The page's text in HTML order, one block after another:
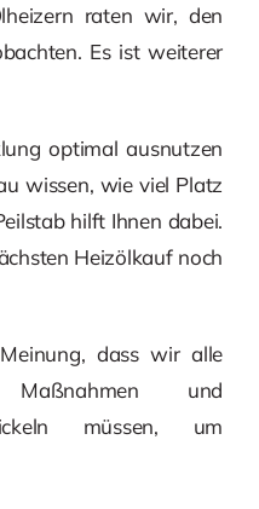
raten wir, den
Es ist weiterer
optimal ausnutzen
wissen, wie viel Platz
hilft Ihnen dabei.
Heizölkauf noch
dass wir alle
Maßnahmen und
müssen, um